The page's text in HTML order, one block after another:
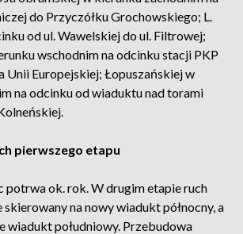
do Przyczółku Grochowskiego; L.
od ul. Wawelskiej do ul. Filtrowej;
wschodnim na odcinku stacji PKP
Unii Europejskiej; Łopuszańskiej w
na odcinku od wiaduktu nad torami
pierwszego etapu
potrwa ok. rok. W drugim etapie ruch
na nowy wiadukt północny, a
wiadukt południowy. Przebudowa